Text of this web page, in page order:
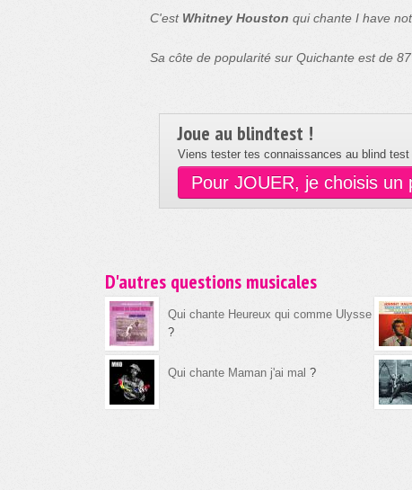
C'est Whitney Houston qui chante I have
Sa côte de popularité sur Quichante est de
Joue au blindtest !
Viens tester tes connaissances au blind
Pour JOUER, je choisis un
D'autres questions musicales
Qui chante Heureux qui comme Ulysse
?
Qui chante Maman j'ai mal ?